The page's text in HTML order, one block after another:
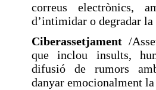
correus electrònics,
d’intimidar o degradar
Ciberassetjament /
que inclou insults,
difusió de rumors
danyar emocionalment